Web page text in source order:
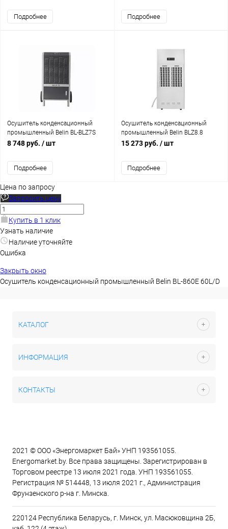
Подробнее Подробнее
Осушитель конденсационный
промышленный Belin BL-BLZ7S
168L/d
8 748 руб. / шт
Подробнее
Осушитель конденсационный
промышленный Belin BLZ8.8
212L/d
15 273 руб. / шт
Подробнее
Цена по запросу
Запросить цену
Купить в 1 клик
Узнать наличие
Наличие уточняйте
Ошибка
Закрыть окно
Осушитель конденсационный промышленный Belin BL-860E 60L/D
КАТАЛОГ
ИНФОРМАЦИЯ
КОНТАКТЫ
2021 © ООО «Энергомаркет Бай» УНП 193561055.
Energomarket.by. Все права защищены. Зарегистрирован в
Торговом реестре 13 июля 2021 года. УНП 193561055.
Регистрация № 514448, 13 июля 2021 г., Администрация
Фрунзенского р-на г. Минска.
220124 Республика Беларусь, г. Минск, ул. Масюковщина 2Б,